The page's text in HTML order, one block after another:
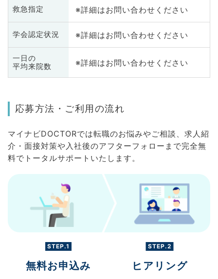
救急指定 ※詳細はお問い合わせください
学会認定状況 ※詳細はお問い合わせください
一日の
平均来院数
※詳細はお問い合わせください
応募方法・ご利用の流れ
マイナビDOCTORでは転職のお悩みやご相談、求人紹
介・面接対策や入社後のアフターフォローまで完全無
料でトータルサポートいたします。
STEP.1
無料お申込み
STEP.2
ヒアリング